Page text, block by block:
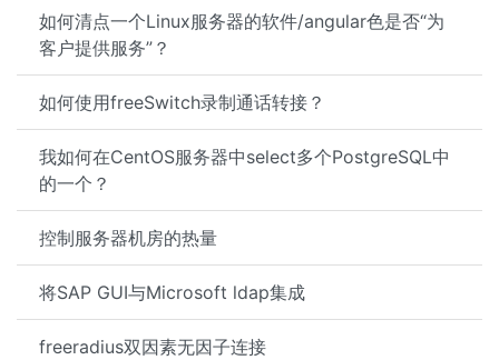
如何清点一个Linux服务器的软件/angular色是否“为
客户提供服务”？
如何使用freeSwitch录制通话转接？
我如何在CentOS服务器中select多个PostgreSQL中
的一个？
控制服务器机房的热量
将SAP GUI与Microsoft ldap集成
freeradius双因素无因子连接